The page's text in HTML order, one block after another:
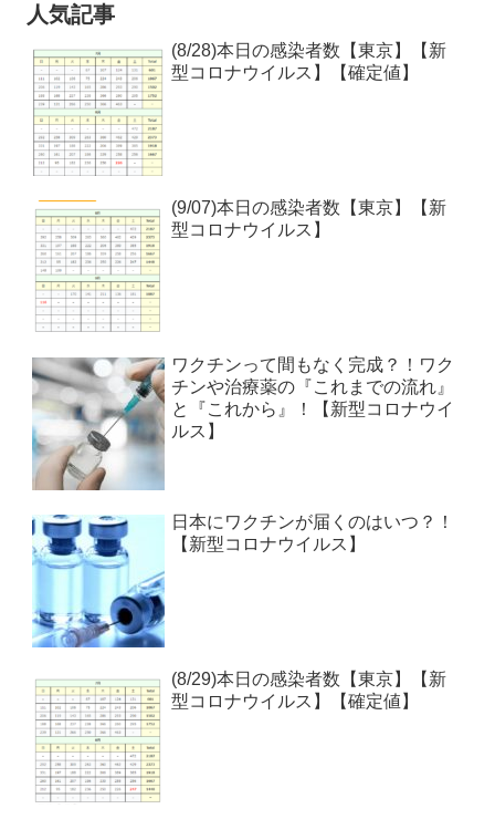
人気記事
(8/28)本日の感染者数【東京】【新
型コロナウイルス】【確定値】
(9/07)本日の感染者数【東京】【新
型コロナウイルス】
ワクチンって間もなく完成？！ワク
チンや治療薬の『これまでの流れ』
と『これから』！【新型コロナウイ
ルス】
日本にワクチンが届くのはいつ？！
【新型コロナウイルス】
(8/29)本日の感染者数【東京】【新
型コロナウイルス】【確定値】